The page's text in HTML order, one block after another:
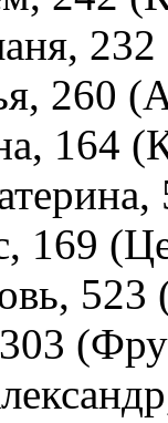
260
164
169
523